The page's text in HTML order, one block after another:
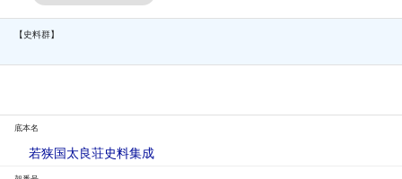
【史料群】
底本名
若狭国太良荘史料集成